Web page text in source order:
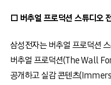
□ 버추얼 프로덕션 스튜디오
삼성전자는 버추얼 프로덕션
버추얼 프로덕션(The Wall
공개하고 실감 콘텐츠